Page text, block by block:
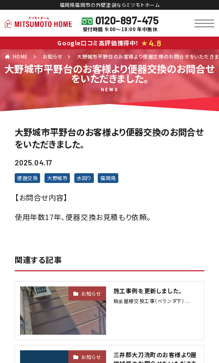
福岡県福岡市の外壁塗装ならミツモトホーム
0120-897-475
受付時間 9:00～18:00 年中無休
Google口コミ高評価獲得中！ ★ 4.8
HOME お知らせ 大野城市平野台のお客様より便器交換のお問合せをいただきま
大野城市平野台のお客様より便器交換のお問合せ
をいただきました。
NEWS
大野城市平野台のお客様より便器交換のお問合せ
をいただきました。
2025.04.17
便器交換 大野城市 水回り 福岡県
【お問合せ内容】
使用年数17年、便器交換お見積もり依頼。
関連する記事
お知らせ 施工事例を更新しました。
板金屋根交換工事（ベランダ下）...
お知らせ
三井郡大刀洗町のお客様より屋